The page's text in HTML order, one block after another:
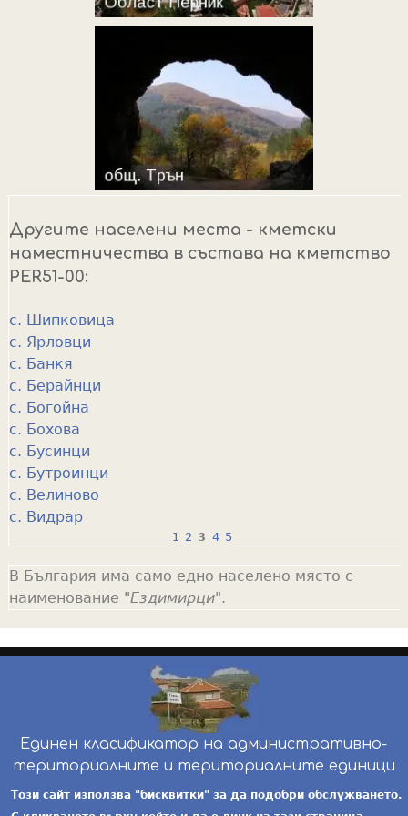
Другите населени места - кметски
наместничества в състава на кметство
PER51-00:
с. Шипковица
с. Ярловци
с. Банкя
с. Берайнци
с. Богойна
с. Бохова
с. Бусинци
с. Бутроинци
с. Велиново
с. Видрар
a
g
e
1 2 3 4 5
В България има само едно населено място с
наименование "Ездимирци".
Единен класификатор на административно-
териториалните и териториалните единици
инж. Бойчо Добрев
ekatte.com -
условия за
Този сайт използва "бисквитки" за да подобри обслужването.